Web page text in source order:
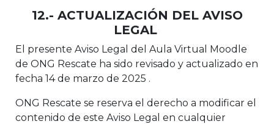
12.- ACTUALIZACIÓN DEL AVISO
LEGAL
El presente Aviso Legal del Aula Virtual Moodle
de ONG Rescate ha sido revisado y actualizado en
fecha 14 de marzo de 2025 .
ONG Rescate se reserva el derecho a modificar el
contenido de este Aviso Legal en cualquier